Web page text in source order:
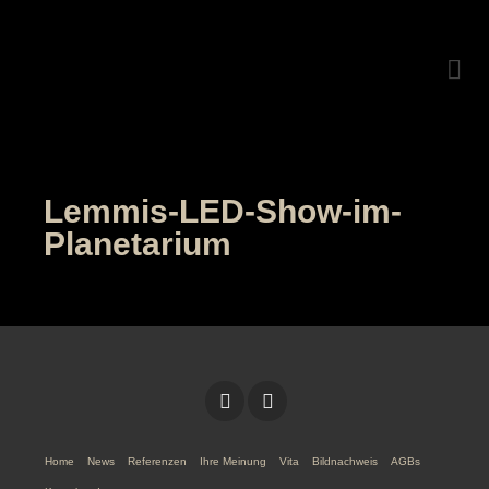
Lemmis-LED-Show-im-
Planetarium
Home News Referenzen Ihre Meinung Vita Bildnachweis AGBs